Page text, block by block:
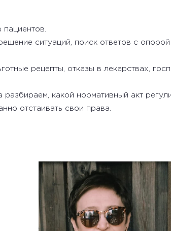
ситуаций, поиск ответов с
рецепты, отказы в лекарствах,
какой нормативный акт
отстаивать свои права.